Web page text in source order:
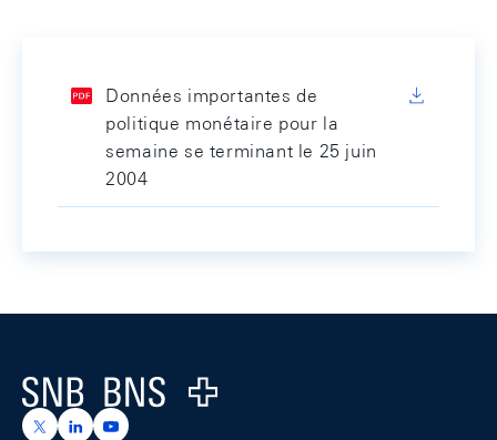
Données importantes de
politique monétaire pour la
semaine se terminant le 25 juin
2004
Logo
https://x.com/snb_bns
https://ch.linkedin.com/company/swiss-national-
https://www.youtube.com/@swissnationalbank